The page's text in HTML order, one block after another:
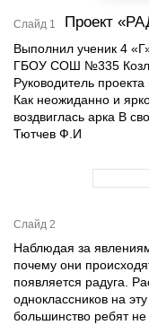
Слайд 1 Проект
Выполнил ученик 4
ГБОУ СОШ №335
Руководитель
Как неожиданно и
воздвиглась арка В
Тютчев Ф.И
Слайд 2
Наблюдая за
почему они
появляется радуга.
одноклассников на
большинство ребят